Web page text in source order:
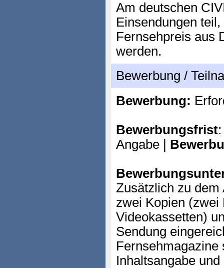
Am deutschen
Einsendungen
Fernsehpreis aus
werden.
Bewerbung /
Bewerbung:
Bewerbungsfrist
Angabe |
Zusätzlich zu
zwei Kopien
Videokassetten)
Sendung
Fernsehmagazine
Inhaltsangabe